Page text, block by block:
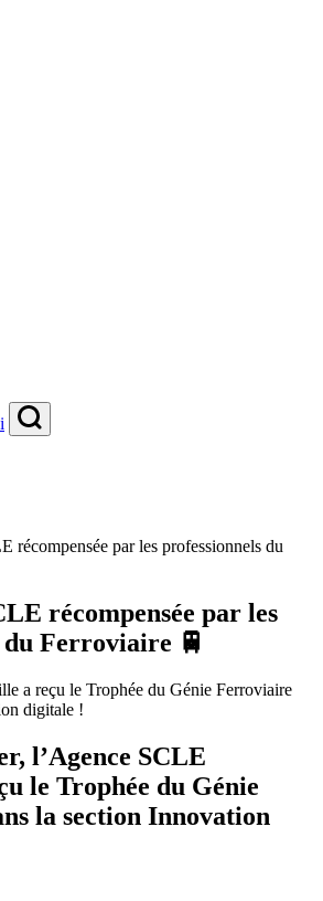
récompensée par les professionnels du
récompensée par les
du Ferroviaire 🚆
a reçu le Trophée du Génie Ferroviaire
digitale !
l’Agence SCLE
le Trophée du Génie
la section Innovation